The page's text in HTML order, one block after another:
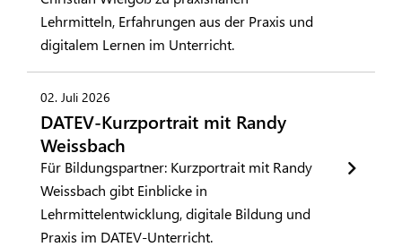
Lehrmitteln, Erfahrungen aus der Praxis und
digitalem Lernen im Unterricht.
02. Juli 2026
DATEV-Kurzportrait mit Randy
Weissbach
Für Bildungspartner: Kurzportrait mit Randy
Weissbach gibt Einblicke in
Lehrmittelentwicklung, digitale Bildung und
Praxis im DATEV-Unterricht.